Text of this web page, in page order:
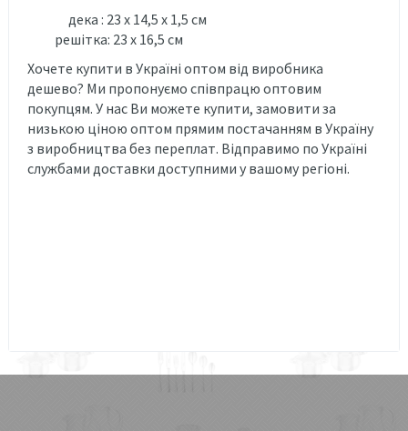
дека : 23 х 14,5 х 1,5 см
решітка: 23 х 16,5 см
Хочете купити в Україні оптом від виробника
дешево? Ми пропонуємо співпрацю оптовим
покупцям. У нас Ви можете купити, замовити за
низькою ціною оптом прямим постачанням в Україну
з виробництва без переплат. Відправимо по Україні
службами доставки доступними у вашому регіоні.